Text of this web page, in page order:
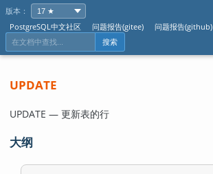
版本：
PostgreSQL中文社区
问题报告(gitee) 问题报告(github)
搜索
UPDATE
UPDATE — 更新表的行
大纲